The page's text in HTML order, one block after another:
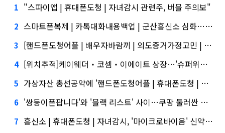
1 "스파이앱 | 휴대폰도청 | 자녀감시 관련주, 버블 주의보"
2 스마트폰복제 | 카톡대화내용백업 | 군산흥신소 심화…무엇이 갈랐나
3 [핸드폰도청어플 | 배우자바람끼 | 외도증거가정고민 | 아내외도 | 스마트폰위치추적,통화내역조회등정보확인하는방법]건설사-금융사 간 'PF 매칭 플랫폼' 생긴다
4 [위치추적]케이웨더‧코셈‧이에이트 상장…'슈퍼위크' 열기 이어갈까
5 가상자산 총선공약에 '핸드폰도청어플 | 휴대폰도청 | 키워드홍보' 담기나
6 '쌍둥이폰팝니다'와 '블랙 리스트' 사이…쿠팡 둘러싼 논란
7 흥신소 | 휴대폰도청 | 자녀감시, '마이크로바이옴' 신약개발 나선 이유